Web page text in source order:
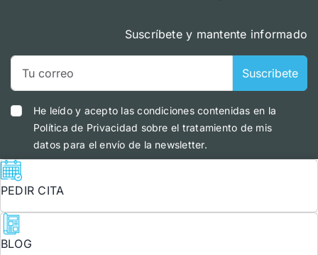
PEDIR CITA
BLOG
Suscríbete y mantente informado
Suscribete
He leído y acepto las condiciones contenidas en la
Política de Privacidad sobre el tratamiento de mis
datos para el envío de la newsletter.
Política Seguridad de la información